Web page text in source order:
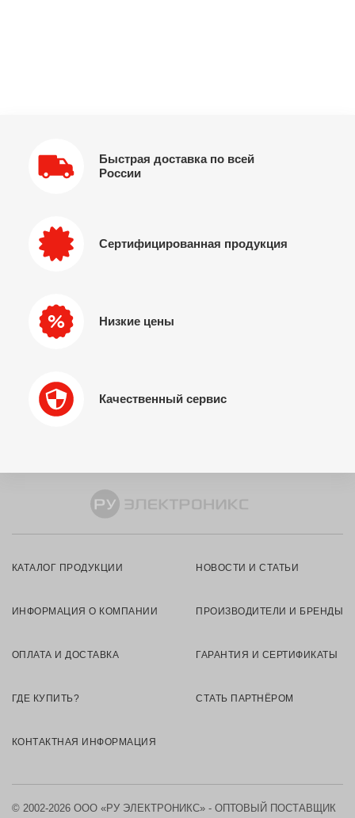
Быстрая доставка по всей
России
Сертифицированная продукция
Низкие цены
Качественный сервис
КАТАЛОГ ПРОДУКЦИИ НОВОСТИ И СТАТЬИ
ИНФОРМАЦИЯ О КОМПАНИИ ПРОИЗВОДИТЕЛИ И БРЕНДЫ
ОПЛАТА И ДОСТАВКА ГАРАНТИЯ И СЕРТИФИКАТЫ
ГДЕ КУПИТЬ? СТАТЬ ПАРТНЁРОМ
КОНТАКТНАЯ ИНФОРМАЦИЯ
© 2002-2026 ООО «РУ ЭЛЕКТРОНИКС» - ОПТОВЫЙ ПОСТАВЩИК